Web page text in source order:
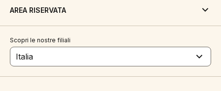
AREA RISERVATA
Scopri le nostre filiali
Italia